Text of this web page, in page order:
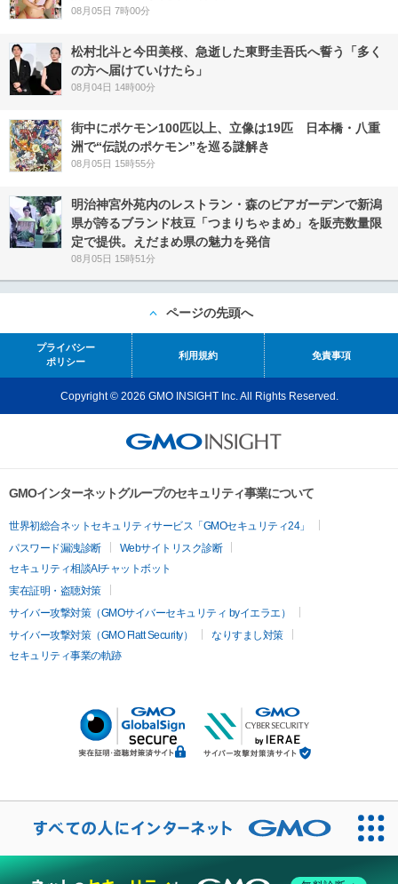
08月05日 7時00分
松村北斗と今田美桜、急逝した東野圭吾氏へ誓う「多く
の方へ届けていけたら」
08月04日 14時00分
街中にポケモン100匹以上、立像は19匹 日本橋・八重
洲で“伝説のポケモン”を巡る謎解き
08月05日 15時55分
明治神宮外苑内のレストラン・森のビアガーデンで新潟
県が誇るブランド枝豆「つまりちゃまめ」を販売数量限
定で提供。えだまめ県の魅力を発信
08月05日 15時51分
ページの先頭へ
プライバシー
ポリシー
利用規約 免責事項
Copyright © 2026 GMO INSIGHT Inc. All Rights Reserved.
GMOインターネットグループのセキュリティ事業について
世界初総合ネットセキュリティサービス「GMOセキュリティ24」
パスワード漏洩診断
Webサイトリスク診断
セキュリティ相談AIチャットボット
実在証明・盗聴対策
サイバー攻撃対策（GMOサイバーセキュリティ byイエラエ）
サイバー攻撃対策（GMO Flatt Security）
なりすまし対策
セキュリティ事業の軌跡